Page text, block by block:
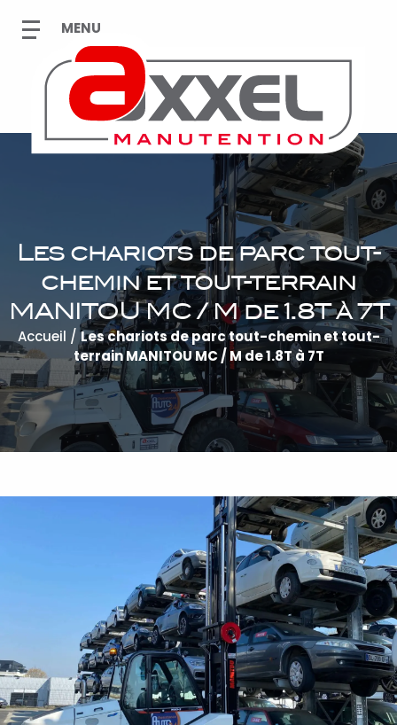
Les chariots de parc tout-
chemin et tout-terrain
MANITOU MC / M de 1.8T à 7T
Accueil /Les chariots de parc tout-chemin et tout-
terrain MANITOU MC / M de 1.8T à 7T